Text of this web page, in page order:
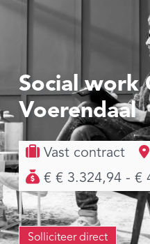
Social work
Voerendaal
Vast contract
€ € 3.324,94 - €
Solliciteer direct